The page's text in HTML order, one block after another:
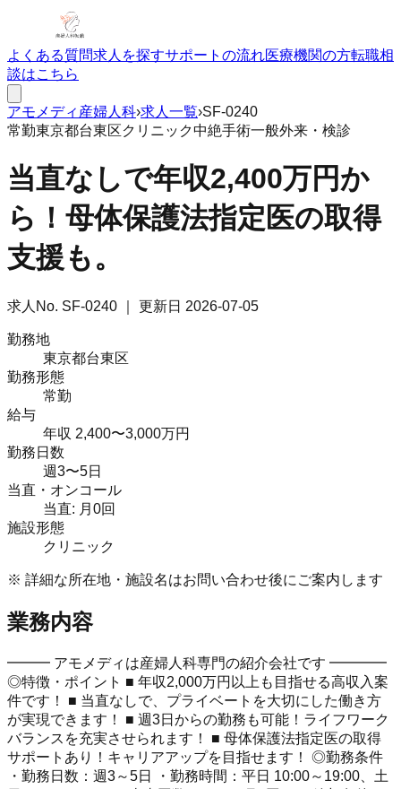
よくある質問求人を探すサポートの流れ医療機関の方転職相
談はこちら
アモメディ 産婦人科›求人一覧›SF-0240
常勤東京都台東区クリニック中絶手術一般外来・検診
当直なしで年収2,400万円か
ら！母体保護法指定医の取得
支援も。
求人No. SF-0240 ｜ 更新日 2026-07-05
勤務地
東京都台東区
勤務形態
常勤
給与
年収 2,400〜3,000万円
勤務日数
週3〜5日
当直・オンコール
当直: 月0回
施設形態
クリニック
※ 詳細な所在地・施設名はお問い合わせ後にご案内します
業務内容
━━━ アモメディは産婦人科専門の紹介会社です ━━━━
◎特徴・ポイント ■ 年収2,000万円以上も目指せる高収入案
件です！ ■ 当直なしで、プライベートを大切にした働き方
が実現できます！ ■ 週3日からの勤務も可能！ライフワーク
バランスを充実させられます！ ■ 母体保護法指定医の取得
サポートあり！キャリアアップを目指せます！ ◎勤務条件
・勤務日数：週3～5日 ・勤務時間：平日 10:00～19:00、土